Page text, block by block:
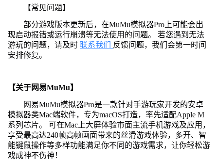
【常见问题】
部分游戏版本更新后，在MuMu模拟器Pro上可能会出
现启动报错或运行崩溃等无法使用的问题。 若您遇到无法
游玩的问题，请及时 联系我们
反馈问题，我们会第一时间
安排修复。
【关于网易MuMu】
网易MuMu模拟器Pro是一款针对手游玩家开发的安卓
模拟器类Mac端软件，专为macOS打造，率先适配Apple M
系列芯片。 可在Mac上大屏体验市面主流手机游戏及应用，
享受最高达240帧高帧画面带来的丝滑游戏体验，多开、智
能键鼠操作等多样功能满足你不同的游戏需求，让你轻松游
戏成神不伤神！